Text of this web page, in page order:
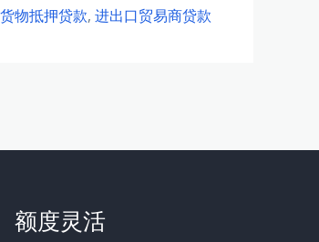
货物抵押贷款, 进出口贸易商贷款
额度灵活